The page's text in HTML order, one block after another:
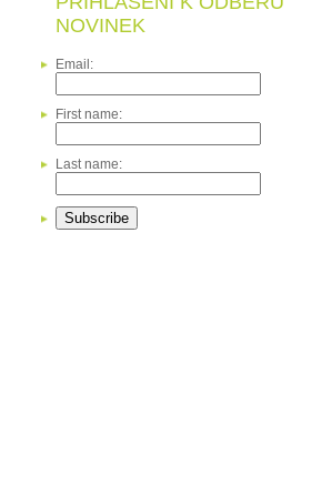
NOVINEK
Email:
First name:
Last name: